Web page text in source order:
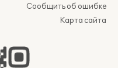
Сообщить об ошибке
Карта сайта